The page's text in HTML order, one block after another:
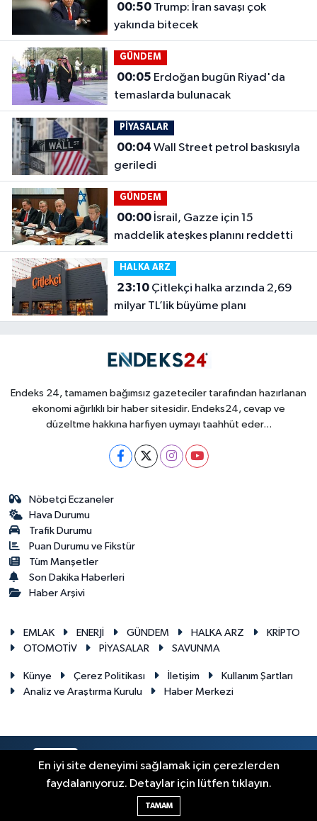
00:50Trump: İran savaşı çok
yakında bitecek
GÜNDEM
00:05
temaslarda bulunacak
PİYASALAR
00:04
geriledi
GÜNDEM
00:00İsrail, Gazze için 15
maddelik ateşkes planını reddetti
HALKA ARZ
23:10Çitlekçi halka arzında 2,69
milyar TL’lik büyüme planı
Endeks 24, tamamen bağımsız gazeteciler tarafından hazırlanan
ekonomi ağırlıklı bir haber sitesidir. Endeks24, cevap ve
düzeltme hakkına harfiyen uymayı taahhüt eder...
Nöbetçi Eczaneler
Hava Durumu
Trafik Durumu
Puan Durumu ve Fikstür
Tüm Manşetler
Son Dakika Haberleri
Haber Arşivi
EMLAK ENERJİ GÜNDEM HALKA ARZ
KRİPTO
OTOMOTİV
PİYASALAR SAVUNMA
Künye Çerez Politikası İletişim
Kullanım Şartları
Analiz ve Araştırma Kurulu
Haber Merkezi
Haber Yazılımı:
En iyi site deneyimi sağlamak için çerezlerden
faydalanıyoruz. Detaylar için lütfen tıklayın.
TAMAM